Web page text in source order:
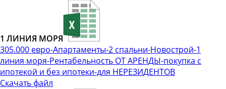
1 ЛИНИЯ МОРЯ
305.000 евро-Апартаменты-2 спальни-Новострой-1
линия моря-Рентабельность ОТ АРЕНДЫ-покупка с
ипотекой и без ипотеки-для НЕРЕЗИДЕНТОВ
Скачать файл